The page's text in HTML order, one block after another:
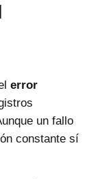
error
un fallo
constante sí